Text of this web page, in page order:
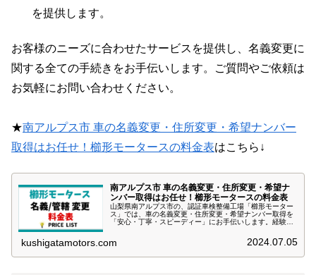
を提供します。
お客様のニーズに合わせたサービスを提供し、名義変更に
関する全ての手続きをお手伝いします。ご質問やご依頼は
お気軽にお問い合わせください。
★南アルプス市 車の名義変更・住所変更・希望ナンバー
取得はお任せ！櫛形モータースの料金表はこちら↓
南アルプス市 車の名義変更・住所変更・希望ナ
ンバー取得はお任せ！櫛形モータースの料金表
山梨県南アルプス市の、認証車検整備工場「櫛形モーター
ス」では、車の名義変更・住所変更・希望ナンバー取得を
「安心・丁寧・スピーディー」にお手伝いします。経験豊
kushigatamotors.com 2024.07.05